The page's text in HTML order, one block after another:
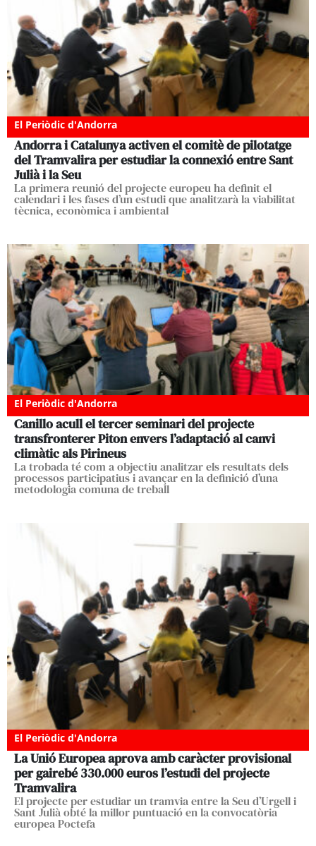
El Periòdic d'Andorra
Andorra i Catalunya activen el comitè de pilotatge
del Tramvalira per estudiar la connexió entre Sant
Julià i la Seu
La primera reunió del projecte europeu ha definit el
calendari i les fases d’un estudi que analitzarà la viabilitat
tècnica, econòmica i ambiental
El Periòdic d'Andorra
Canillo acull el tercer seminari del projecte
transfronterer Piton envers l’adaptació al canvi
climàtic als Pirineus
La trobada té com a objectiu analitzar els resultats dels
processos participatius i avançar en la definició d’una
metodologia comuna de treball
El Periòdic d'Andorra
La Unió Europea aprova amb caràcter provisional
per gairebé 330.000 euros l’estudi del projecte
Tramvalira
El projecte per estudiar un tramvia entre la Seu d’Urgell i
Sant Julià obté la millor puntuació en la convocatòria
europea Poctefa